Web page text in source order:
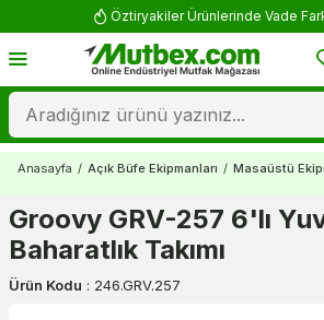
Öztiryakiler Ürünlerinde Vade
Anasayfa / Açık Büfe Ekipmanları / Masaüstü
Groovy GRV-257 6'lı
Baharatlık Takımı
Ürün Kodu : 246.GRV.257